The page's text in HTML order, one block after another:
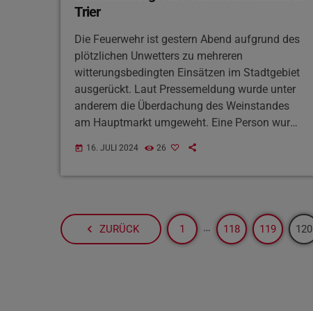
Trier
Die Feuerwehr ist gestern Abend aufgrund des
plötzlichen Unwetters zu mehreren
witterungsbedingten Einsätzen im Stadtgebiet
ausgerückt. Laut Pressemeldung wurde unter
anderem die Überdachung des Weinstandes
am Hauptmarkt umgeweht. Eine Person wurde
Rautenstrauchpark bei der Treviris-Passage
schlug zudem ein Blitz in einem Baum ein und
Gegenstände und Äste beschädigt. An einigen
Kreuzungen kam es zu Ampelausfällen.
today 16. JULI 2024 26
navigate_before ZURÜCK 1 … 118 119 120